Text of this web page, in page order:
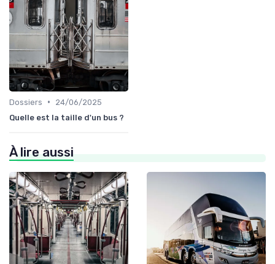
Dossiers •
24/06/2025
Quelle est la taille d'un bus ?
À lire aussi